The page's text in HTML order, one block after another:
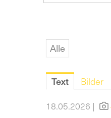
Alle
Text
Bilder
18.05.2026 |